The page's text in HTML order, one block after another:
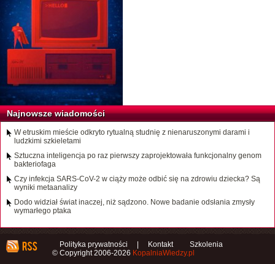
Najnowsze wiadomości
W etruskim mieście odkryto rytualną studnię z nienaruszonymi darami i
ludzkimi szkieletami
Sztuczna inteligencja po raz pierwszy zaprojektowała funkcjonalny genom
bakteriofaga
Czy infekcja SARS-CoV-2 w ciąży może odbić się na zdrowiu dziecka? Są
wyniki metaanalizy
Dodo widział świat inaczej, niż sądzono. Nowe badanie odsłania zmysły
wymarłego ptaka
Polityka prywatności Kontakt
Szkolenia
© Copyright 2006-2026 KopalniaWiedzy.pl